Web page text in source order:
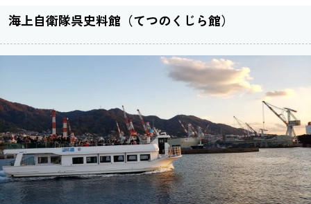
海上自衛隊呉史料館（てつのくじら館）